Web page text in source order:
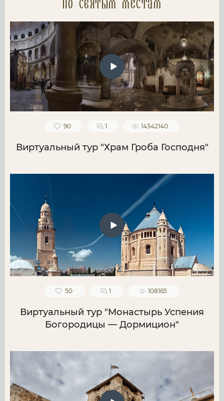
по святым местам
90 1 14342140
Виртуальный тур "Храм Гроба Господня"
50 1 108165
Виртуальный тур "Монастырь Успения
Богородицы — Дормицион"